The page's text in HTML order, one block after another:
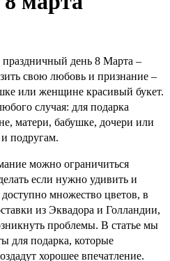
день 8 Марта –
свою любовь и признание –
или женщине красивый букет.
случая: для подарка
матери, бабушке, дочери или
и подругам.
можно ограничиться
если нужно удивить и
множество цветов, в
из Эквадора и Голландии,
проблемы. В статье мы
для подарка, которые
хорошее впечатление.